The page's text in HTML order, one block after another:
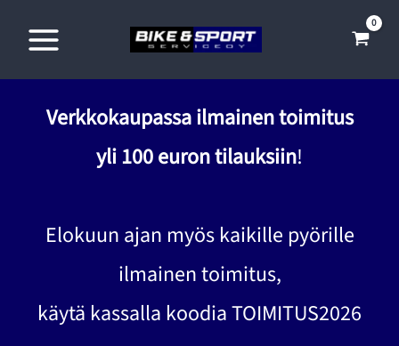
sisältöön
Verkkokaupassa ilmainen toimitus
yli 100 euron tilauksiin!
Elokuun ajan myös kaikille pyörille
ilmainen toimitus,
käytä kassalla koodia TOIMITUS2026